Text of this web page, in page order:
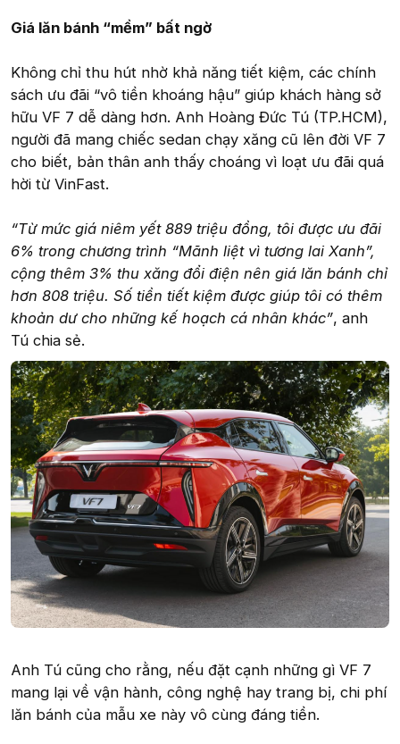
Giá lăn bánh “mềm” bất ngờ
Không chỉ thu hút nhờ khả năng tiết kiệm, các chính
sách ưu đãi “vô tiền khoáng hậu” giúp khách hàng sở
hữu VF 7 dễ dàng hơn. Anh Hoàng Đức Tú (TP.HCM),
người đã mang chiếc sedan chạy xăng cũ lên đời VF 7
cho biết, bản thân anh thấy choáng vì loạt ưu đãi quá
hời từ VinFast.
“Từ mức giá niêm yết 889 triệu đồng, tôi được ưu đãi
6% trong chương trình “Mãnh liệt vì tương lai Xanh”,
cộng thêm 3% thu xăng đổi điện nên giá lăn bánh chỉ
hơn 808 triệu. Số tiền tiết kiệm được giúp tôi có thêm
khoản dư cho những kế hoạch cá nhân khác”, anh
Tú chia sẻ.
Anh Tú cũng cho rằng, nếu đặt cạnh những gì VF 7
mang lại về vận hành, công nghệ hay trang bị, chi phí
lăn bánh của mẫu xe này vô cùng đáng tiền.